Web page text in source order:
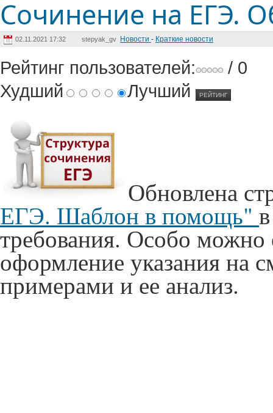
Сочинение на ЕГЭ.
02.11.2021 17:32 stepyak_gv Новости - Краткие новости
Рейтинг пользователей:
/ 0
Худший
Лучший
Обновлена
ЕГЭ. Шаблон в помощь"
требования. Особо можно
оформление указания на
примерами и ее анализ.